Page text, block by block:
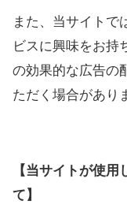
また、当サイトで
ビスに興味をお持
の効果的な広告の
ただく場合があり
【当サイトが使
て】